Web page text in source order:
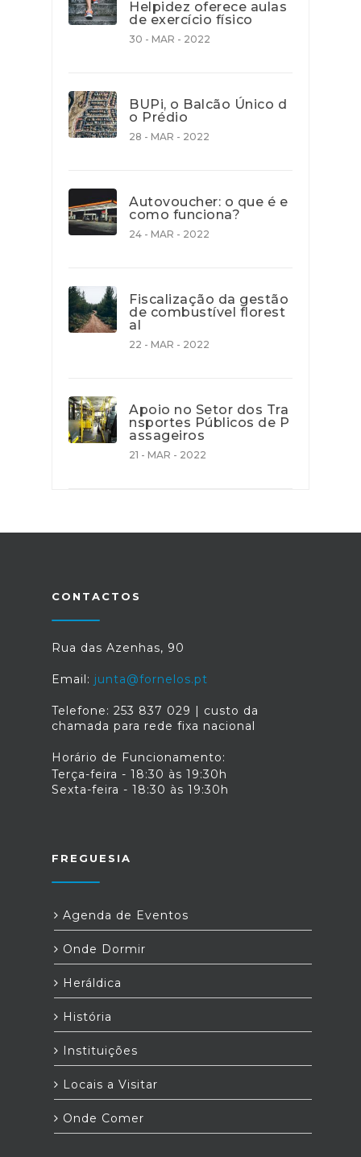
Helpidez oferece aulas
de exercício físico
30 - MAR - 2022
BUPi, o Balcão Único d
o Prédio
28 - MAR - 2022
Autovoucher: o que é e
como funciona?
24 - MAR - 2022
Fiscalização da gestão
de combustível florest
al
22 - MAR - 2022
Apoio no Setor dos Tra
nsportes Públicos de P
assageiros
21 - MAR - 2022
CONTACTOS
Rua das Azenhas, 90
Email: junta@fornelos.pt
Telefone: 253 837 029 | custo da
chamada para rede fixa nacional
Horário de Funcionamento:
Terça-feira - 18:30 às 19:30h
Sexta-feira - 18:30 às 19:30h
FREGUESIA
Agenda de Eventos
Onde Dormir
Heráldica
História
Instituições
Locais a Visitar
Onde Comer